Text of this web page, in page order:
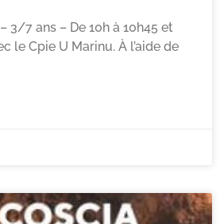
3/7 ans – De 10h à 10h45 et
le Cpie U Marinu. À l’aide de